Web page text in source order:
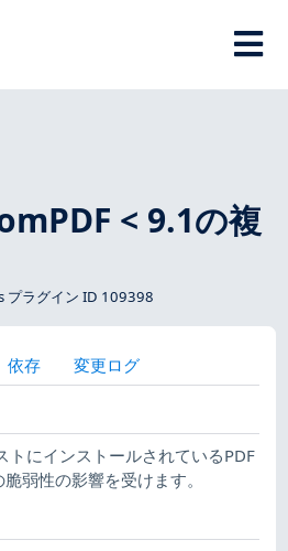
< 9.1の複
プラグイン ID 109398
依存 変更ログ
トにインストールされているPDF
弱性の影響を受けます。